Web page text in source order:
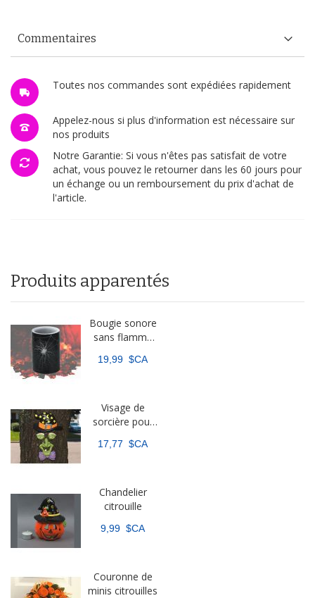
Toutes nos commandes sont expédiées rapidement
Appelez-nous si plus d'information est nécessaire sur
nos produits
Notre Garantie: Si vous n'êtes pas satisfait de votre
achat, vous pouvez le retourner dans les 60 jours pour
un échange ou un remboursement du prix d'achat de
l'article.
Commentaires
Produits apparentés
Bougie sonore
sans flamme
19,99 $CA
Visage de
sorcière pour
dans le noir
17,77 $CA
Chandelier
citrouille
9,99 $CA
Couronne de
minis citrouilles